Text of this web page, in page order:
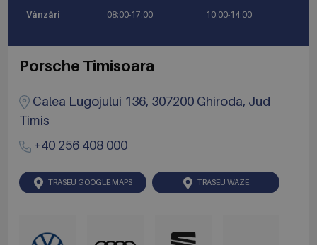
Vânzări
08:00-17:00 10:00-14:00
Porsche Timisoara
Calea Lugojului 136, 307200 Ghiroda, Jud
Timis
+40 256 408 000
TRASEU GOOGLE MAPS TRASEU WAZE